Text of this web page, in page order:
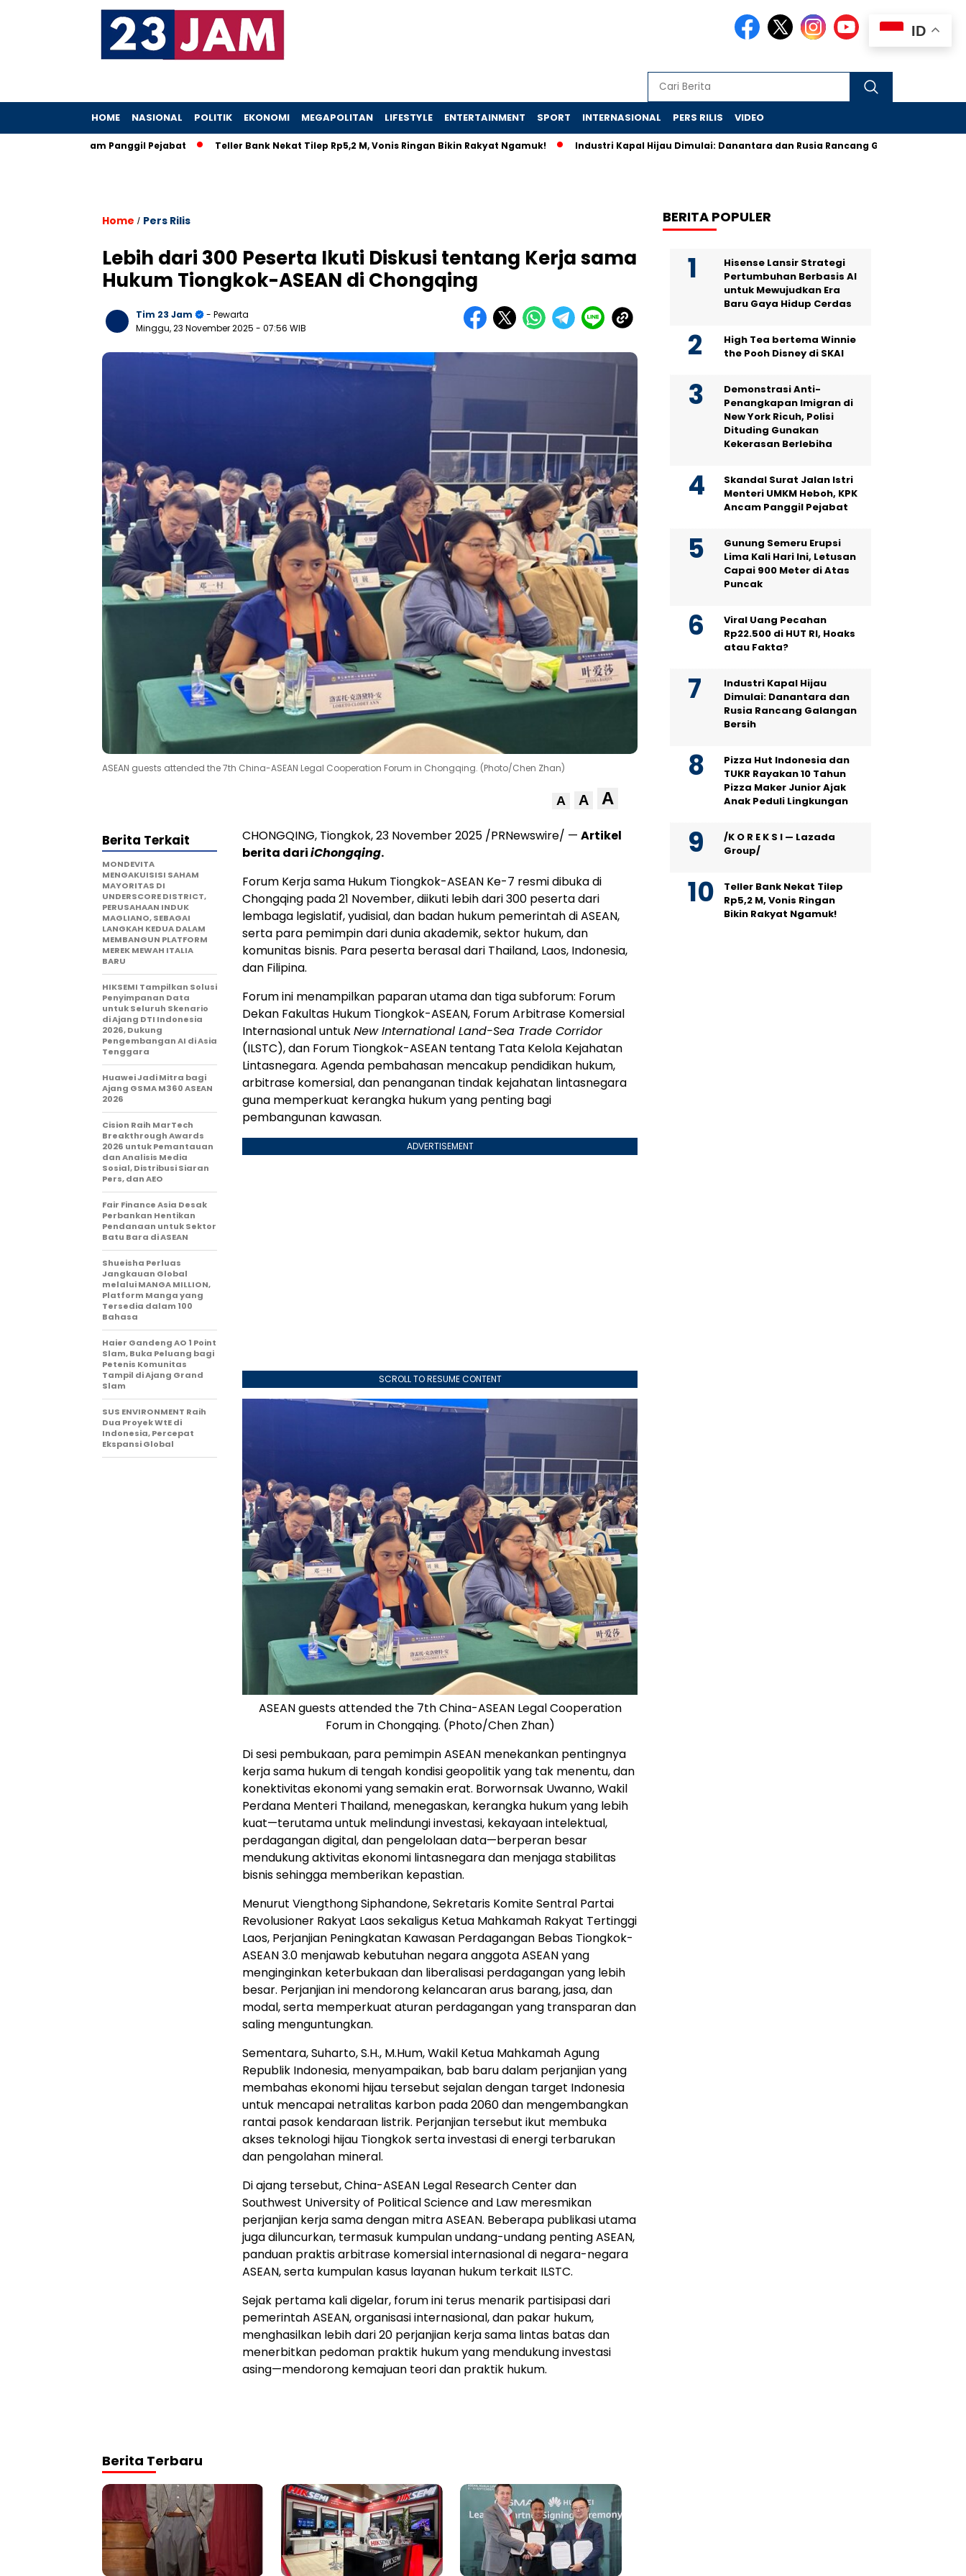
HOME NASIONAL POLITIK EKONOMI MEGAPOLITAN LIFESTYLE ENTERTAINMENT SPORT INTERNASIONAL PERS RILIS VIDEO
Ancam Panggil Pejabat Teller Bank Nekat Tilep Rp5,2 M, Vonis Ringan Bikin Rakyat Ngamuk! Industri Kapal Hijau Dimulai: Danantara dan Rusia Rancang Galangan Bersih
Home / Pers Rilis
Lebih dari 300 Peserta Ikuti Diskusi tentang Kerja sama
Hukum Tiongkok-ASEAN di Chongqing
Tim 23 Jam
- Pewarta
Minggu, 23 November 2025 - 07:56 WIB
ASEAN guests attended the 7th China-ASEAN Legal Cooperation Forum in Chongqing. (Photo/Chen Zhan)
A A A
CHONGQING, Tiongkok,23 November 2025 /PRNewswire/ — Artikel
berita dariiChongqing.
Forum Kerja sama Hukum Tiongkok-ASEAN Ke-7 resmi dibuka di
Chongqing pada 21 November, diikuti lebih dari 300 peserta dari
lembaga legislatif, yudisial, dan badan hukum pemerintah di ASEAN,
serta para pemimpin dari dunia akademik, sektor hukum, dan
komunitas bisnis. Para peserta berasal dari Thailand, Laos, Indonesia,
dan Filipina.
Forum ini menampilkan paparan utama dan tiga subforum: Forum
Dekan Fakultas Hukum Tiongkok-ASEAN, Forum Arbitrase Komersial
Internasional untukNew International Land-Sea Trade Corridor
(ILSTC), dan Forum Tiongkok-ASEAN tentang Tata Kelola Kejahatan
Lintasnegara. Agenda pembahasan mencakup pendidikan hukum,
arbitrase komersial, dan penanganan tindak kejahatan lintasnegara
guna memperkuat kerangka hukum yang penting bagi
pembangunan kawasan.
ADVERTISEMENT
SCROLL TO RESUME CONTENT
ASEAN guests attended the 7th China-ASEAN Legal Cooperation
Forum in Chongqing. (Photo/Chen Zhan)
Di sesi pembukaan, para pemimpin ASEAN menekankan pentingnya
kerja sama hukum di tengah kondisi geopolitik yang tak menentu, dan
konektivitas ekonomi yang semakin erat. Borwornsak Uwanno, Wakil
Perdana Menteri Thailand, menegaskan, kerangka hukum yang lebih
kuat—terutama untuk melindungi investasi, kekayaan intelektual,
perdagangan digital, dan pengelolaan data—berperan besar
mendukung aktivitas ekonomi lintasnegara dan menjaga stabilitas
bisnis sehingga memberikan kepastian.
Menurut Viengthong Siphandone, Sekretaris Komite Sentral Partai
Revolusioner Rakyat Laos sekaligus Ketua Mahkamah Rakyat Tertinggi
Laos, Perjanjian Peningkatan Kawasan Perdagangan Bebas Tiongkok-
ASEAN 3.0 menjawab kebutuhan negara anggota ASEAN yang
menginginkan keterbukaan dan liberalisasi perdagangan yang lebih
besar. Perjanjian ini mendorong kelancaran arus barang, jasa, dan
modal, serta memperkuat aturan perdagangan yang transparan dan
saling menguntungkan.
Sementara, Suharto, S.H., M.Hum, Wakil Ketua Mahkamah Agung
Republik Indonesia, menyampaikan, bab baru dalam perjanjian yang
membahas ekonomi hijau tersebut sejalan dengan target Indonesia
untuk mencapai netralitas karbon pada 2060 dan mengembangkan
rantai pasok kendaraan listrik. Perjanjian tersebut ikut membuka
akses teknologi hijau Tiongkok serta investasi di energi terbarukan
dan pengolahan mineral.
Di ajang tersebut, China-ASEAN Legal Research Center dan
Southwest University of Political Science and Law meresmikan
perjanjian kerja sama dengan mitra ASEAN. Beberapa publikasi utama
juga diluncurkan, termasuk kumpulan undang-undang penting ASEAN,
panduan praktis arbitrase komersial internasional di negara-negara
ASEAN, serta kumpulan kasus layanan hukum terkait ILSTC.
Sejak pertama kali digelar, forum ini terus menarik partisipasi dari
pemerintah ASEAN, organisasi internasional, dan pakar hukum,
menghasilkan lebih dari 20 perjanjian kerja sama lintas batas dan
menerbitkan pedoman praktik hukum yang mendukung investasi
asing—mendorong kemajuan teori dan praktik hukum.
Berita Terkait
MONDEVITA
MENGAKUISISI SAHAM
MAYORITAS DI
UNDERSCORE DISTRICT,
PERUSAHAAN INDUK
MAGLIANO, SEBAGAI
LANGKAH KEDUA DALAM
MEMBANGUN PLATFORM
MEREK MEWAH ITALIA
BARU
HIKSEMI Tampilkan Solusi
Penyimpanan Data
untuk Seluruh Skenario
di Ajang DTI Indonesia
2026, Dukung
Pengembangan AI di Asia
Tenggara
Huawei Jadi Mitra bagi
Ajang GSMA M360 ASEAN
2026
Cision Raih MarTech
Breakthrough Awards
2026 untuk Pemantauan
dan Analisis Media
Sosial, Distribusi Siaran
Pers, dan AEO
Fair Finance Asia Desak
Perbankan Hentikan
Pendanaan untuk Sektor
Batu Bara di ASEAN
Shueisha Perluas
Jangkauan Global
melalui MANGA MILLION,
Platform Manga yang
Tersedia dalam 100
Bahasa
Haier Gandeng AO 1 Point
Slam, Buka Peluang bagi
Petenis Komunitas
Tampil di Ajang Grand
Slam
SUS ENVIRONMENT Raih
Dua Proyek WtE di
Indonesia, Percepat
Ekspansi Global
Berita Terbaru
BERITA POPULER
Hisense Lansir Strategi
Pertumbuhan Berbasis AI
untuk Mewujudkan Era
Baru Gaya Hidup Cerdas
High Tea bertema Winnie
the Pooh Disney di SKAI
Demonstrasi Anti-
Penangkapan Imigran di
New York Ricuh, Polisi
Dituding Gunakan
Kekerasan Berlebiha
Skandal Surat Jalan Istri
Menteri UMKM Heboh, KPK
Ancam Panggil Pejabat
Gunung Semeru Erupsi
Lima Kali Hari Ini, Letusan
Capai 900 Meter di Atas
Puncak
Viral Uang Pecahan
Rp22.500 di HUT RI, Hoaks
atau Fakta?
Industri Kapal Hijau
Dimulai: Danantara dan
Rusia Rancang Galangan
Bersih
Pizza Hut Indonesia dan
TUKR Rayakan 10 Tahun
Pizza Maker Junior Ajak
Anak Peduli Lingkungan
/K O R E K S I — Lazada
Group/
Teller Bank Nekat Tilep
Rp5,2 M, Vonis Ringan
Bikin Rakyat Ngamuk!
ID